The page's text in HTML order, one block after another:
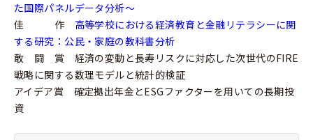
た国際パネルデータ分析〜
佳 作 高等学校における経済教育と金融リテラシーに関
する研究：公民・家庭の教科書分析
敢 闘 賞 経済の変動と長寿リスクに対応した次世代のFIRE
戦略に関する数理モデルと統計的検証
アイデア賞 確定拠出年金とESGファクターを用いての長期投
資